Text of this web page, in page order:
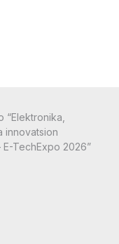
“Elektronika,
innovatsion
TechExpo 2026”